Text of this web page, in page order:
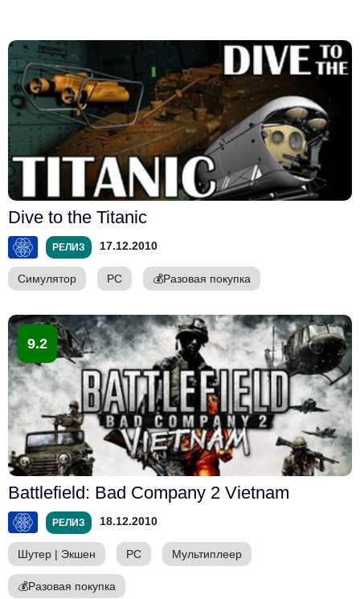
Dive to the Titanic
РЕЛИЗ 17.12.2010
Симулятор PC 💰Разовая покупка
9.2
Battlefield: Bad Company 2 Vietnam
РЕЛИЗ 18.12.2010
Шутер | Экшен PC Мультиплеер
💰Разовая покупка